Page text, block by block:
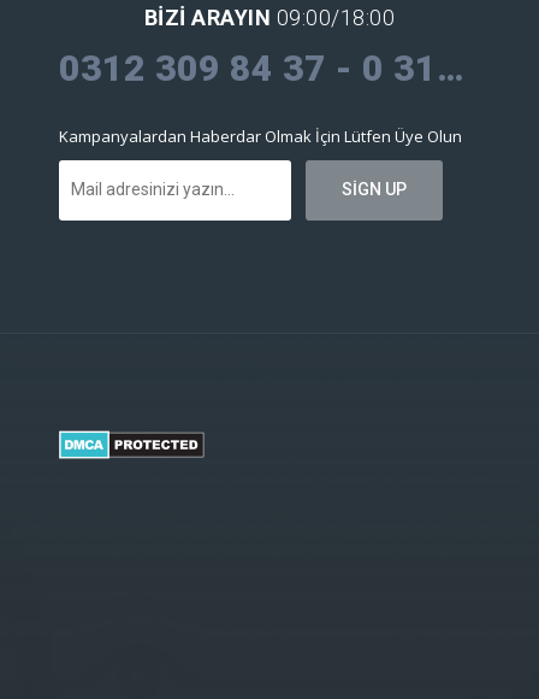
BIZI ARAYIN 09:00/18:00
0312 309 84 37 - 0 312 309 30 09
Kampanyalardan Haberdar Olmak İçin Lütfen Üye Olun